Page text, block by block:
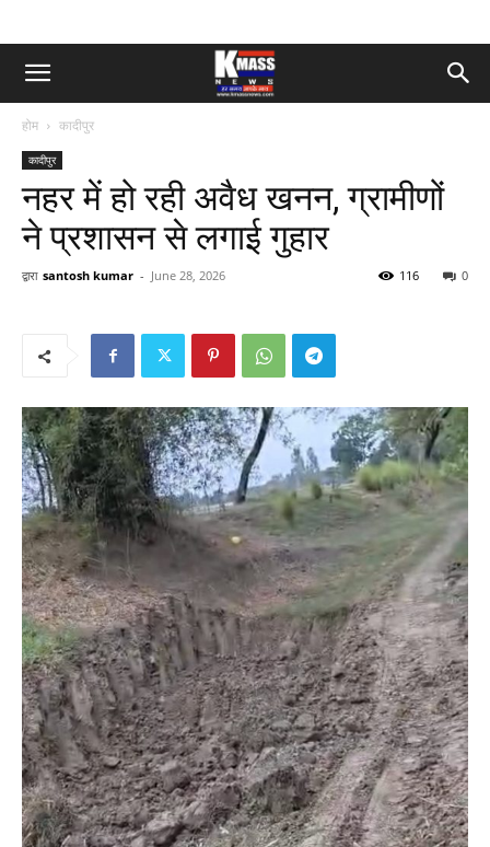
होम कादीपुर
कादीपुर
नहर में हो रही अवैध खनन, ग्रामीणों
ने प्रशासन से लगाई गुहार
द्वारा santosh kumar - June 28, 2026 0
116